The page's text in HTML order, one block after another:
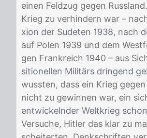
ei­nen Feld­zug ge­gen
Krieg zu ver­hin­dern war –
xi­on der Su­de­ten 1938, nach
auf Po­len 1939 und dem
gen Frank­reich 1940 – aus
si­tio­nel­len Mi­li­tärs drin­gend
wuss­ten, dass ein Krieg ge­gen
nicht zu ge­win­nen war, ein
ent­wi­ckeln­der Welt­krieg
Ver­su­che, Hit­ler das klar zu